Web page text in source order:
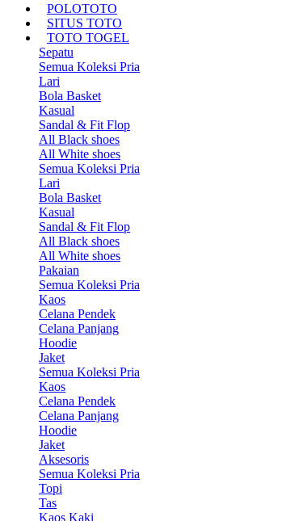
POLOTOTO
SITUS TOTO
TOTO TOGEL
Sepatu
Semua Koleksi Pria
Lari
Bola Basket
Kasual
Sandal & Fit Flop
All Black shoes
All White shoes
Semua Koleksi Pria
Lari
Bola Basket
Kasual
Sandal & Fit Flop
All Black shoes
All White shoes
Pakaian
Semua Koleksi Pria
Kaos
Celana Pendek
Celana Panjang
Hoodie
Jaket
Semua Koleksi Pria
Kaos
Celana Pendek
Celana Panjang
Hoodie
Jaket
Aksesoris
Semua Koleksi Pria
Topi
Tas
Kaos Kaki